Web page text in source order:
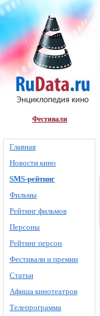
Фестивали
Главная
Новости кино
SMS-рейтинг
Фильмы
Рейтинг фильмов
Персоны
Рейтинг персон
Фестивали и премии
Статьи
Афиша кинотеатров
Телепрограмма